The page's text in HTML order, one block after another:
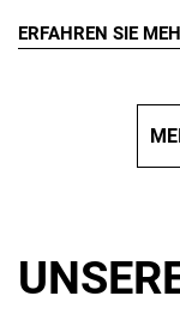
ERFAHREN SIE